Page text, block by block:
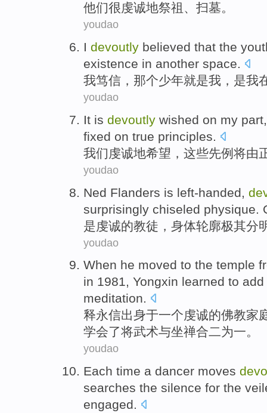
他们很虔诚地祭祖 、 扫墓。
youdao
I devoutly believed that the
existence in another space.
我笃信 ， 那个少年就是我 ，是我
youdao
It is devoutly wished on my
fixed on true principles.
我们虔诚地希望 ， 这些先例 将由
youdao
Ned Flanders is left-handed,
surprisingly chiseled physique.
是虔诚的教徒，身体轮廓极其分
youdao
When he moved to the temple
in 1981, Yongxin learned to
meditation.
释永信出身于一个虔诚的佛教家
学会了将武术与坐禅合二为一。
youdao
Each time a dancer moves
searches the silence for the
engaged.